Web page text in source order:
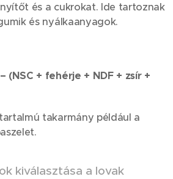
és a cukrokat. Ide tartoznak
és nyálkaanyagok.
(NSC + fehérje + NDF + zsír +
takarmány például a
kiválasztása a lovak